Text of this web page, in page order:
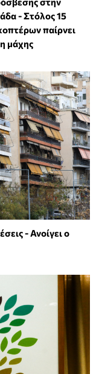
- Στόλος 15
παίρνει
μάχης
- Ανοίγει ο